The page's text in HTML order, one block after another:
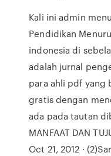
Kali ini admin
Pendidikan
indonesia di
adalah jurnal
para ahli pdf yang
gratis dengan
ada pada tautan
MANFAAT DAN
Oct 21, 2012 ·